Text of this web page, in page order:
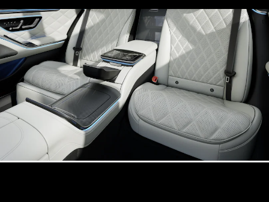
GLC
Elektrisch
GLC
GLC Coupé
GLE
GLE
Neu
GLE Coupé
GLE
Coupé
GLS
Neu
Mercedes-
Maybach